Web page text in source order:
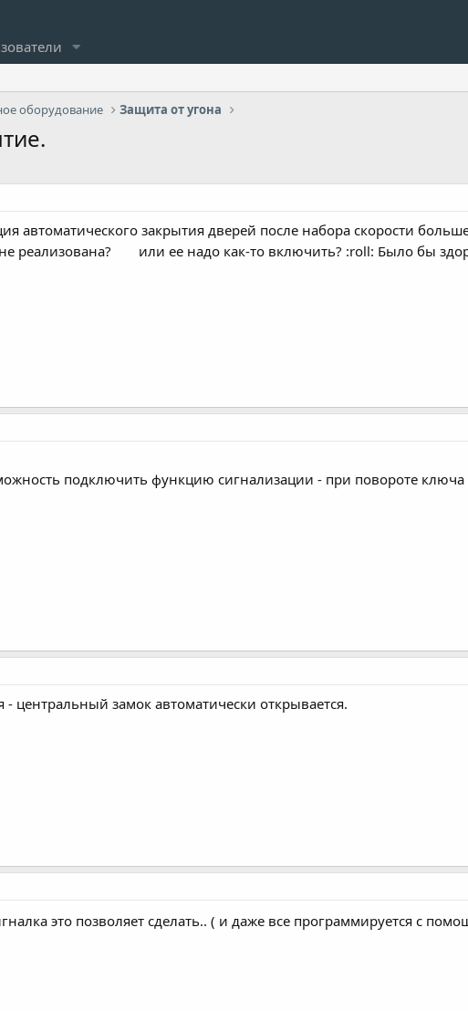
оборудование Защита от угона
автоматического закрытия дверей после набора скорости
реализована?
или ее надо как-то включить? :roll: Было бы
подключить функцию сигнализации - при повороте
замок автоматически открывается.
это позволяет сделать.. ( и даже все программируется с